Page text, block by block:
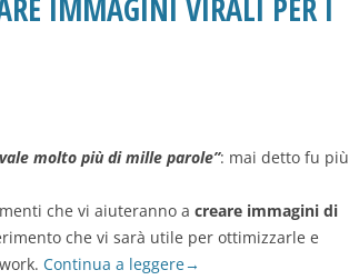
IMMAGINI VIRALI PER I
molto più di mille parole”: mai detto fu più
che vi aiuteranno a creare immagini di
che vi sarà utile per ottimizzarle e
Continua a leggere→